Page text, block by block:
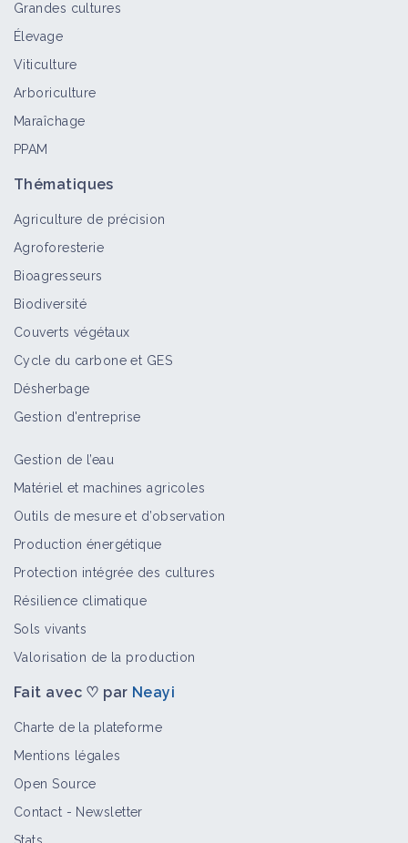
Éthuse ciguë
Bioagresseur
Grandes cultures
Élevage
Viticulture
Arboriculture
Maraîchage
PPAM
Thématiques
Agriculture de précision
Agroforesterie
Bioagresseurs
Biodiversité
Couverts végétaux
Cycle du carbone et GES
Désherbage
Gestion d'entreprise
Gestion de l’eau
Matériel et machines agricoles
Outils de mesure et d’observation
Production énergétique
Protection intégrée des cultures
Résilience climatique
Sols vivants
Valorisation de la production
Fait avec ♡ par Neayi
Charte de la plateforme
Mentions légales
Open Source
Contact - Newsletter